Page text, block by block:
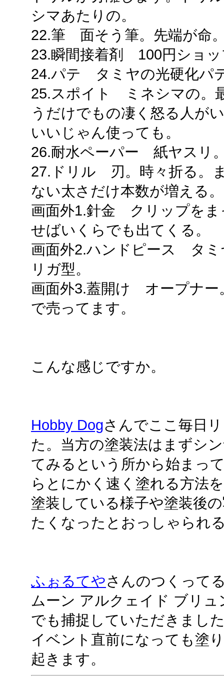
シマあたりの。
22.筆 面そう筆。先端が命
23.瞬間接着剤 100円ショ
24.パテ タミヤの光硬化パ
25.スポイト ミネシマの。
うだけでもの凄く怒る人が
いいじゃん使っても。
26.耐水ペーパー 紙ヤスリ
27.ドリル 刃。時々折る。
ない太さだけ本数が増える。
画面外1.針金 クリップをま
せばいくらでも出てくる。
画面外2.ハンドピース タミ
リガ型。
画面外3.蓋開け オープナー
で売ってます。
こんな感じですか。
Hobby Dogさんでここ毎日
た。当方の塗装法はまずシ
てみるという所から始まっ
らとにかく速く塗れる方法
塗装している様子や塗装後
たくなったとおっしゃられ
ふぉるてやさんのつくって
ムーン アルクェイド ブリ
でも捕捉していただきまし
イベント直前になっても塗
起きます。